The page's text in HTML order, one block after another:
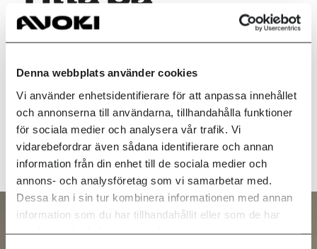
Denna webbplats använder cookies
Vi använder enhetsidentifierare för att anpassa innehållet
och annonserna till användarna, tillhandahålla funktioner
för sociala medier och analysera vår trafik. Vi
vidarebefordrar även sådana identifierare och annan
information från din enhet till de sociala medier och
annons- och analysföretag som vi samarbetar med.
Dessa kan i sin tur kombinera informationen med annan
information som du har tillhandahållit eller som de har
samlat in när du har använt deras tjänster.
webinaret
Uddfors och Avokis Head of Ai Thobias Bankefors
diskuterar Ai-kommissionens rapport "Färdväg för
Sverige" och hur AI-mognaden ser ut på svenska
företag, kan du titta på det här..